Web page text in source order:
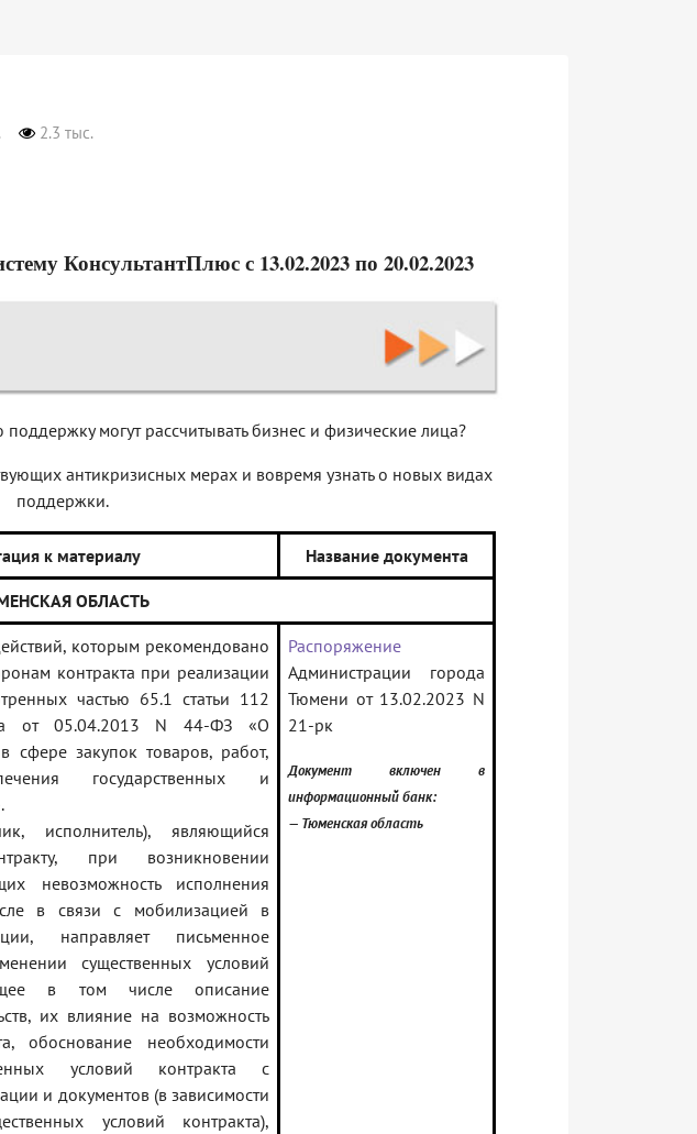
2.3 тыс.
КонсультантПлюс с 13.02.2023 по 20.02.2023
могут рассчитывать бизнес и физические лица?
антикризисных мерах и вовремя узнать о новых видах
поддержки.
к материалу Название документа
ОБЛАСТЬ
которым рекомендовано
контракта при реализации
частью 65.1 статьи 112
от 05.04.2013 N 44-ФЗ «О
сфере закупок товаров, работ,
государственных и
исполнитель), являющийся
при возникновении
невозможность исполнения
в связи с мобилизацией в
направляет письменное
существенных условий
в том числе описание
их влияние на возможность
обоснование необходимости
условий контракта с
и документов (в зависимости
условий контракта),
Распоряжение
Администрации города
Тюмени от 13.02.2023 N
21-рк
Документ включен в
информационный банк:
— Тюменская область